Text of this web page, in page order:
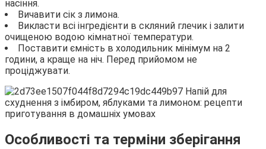
насіння.
Вичавити сік з лимона.
Викласти всі інгредієнти в скляний глечик і залити
очищеною водою кімнатної температури.
Поставити ємність в холодильник мінімум на 2
години, а краще на ніч. Перед прийомом не
проціджувати.
Особливості та терміни зберігання